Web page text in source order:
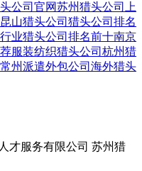
公司官网苏州猎头公司 上
昆山猎头公司 猎头公司排名
业猎头公司排名前十南京
服装纺织猎头公司 杭州猎
常州派遣外包公司 海外猎头
才服务有限公司 苏州猎